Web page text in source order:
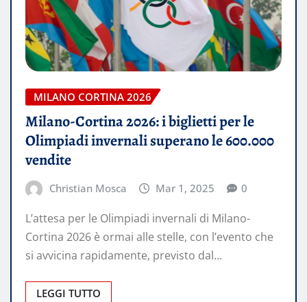
MILANO CORTINA 2026
Milano-Cortina 2026: i biglietti per le
Olimpiadi invernali superano le 600.000
vendite
Christian Mosca Mar 1, 2025 0
L’attesa per le Olimpiadi invernali di Milano-
Cortina 2026 è ormai alle stelle, con l’evento che
si avvicina rapidamente, previsto dal…
LEGGI TUTTO